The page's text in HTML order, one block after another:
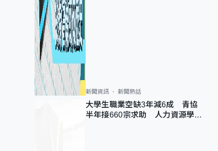
新聞資訊 新聞熱話
大學生職業空缺3年減6成 青協
半年接660宗求助 人力資源學